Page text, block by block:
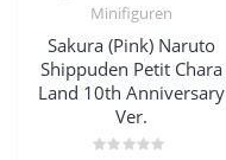
Minifiguren
Sakura (Pink) Naruto
Shippuden Petit Chara
Land 10th Anniversary
Ver.